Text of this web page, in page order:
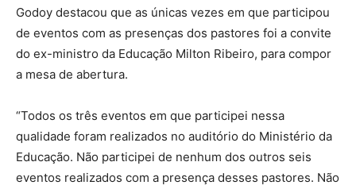
Godoy destacou que as únicas vezes em que participou
de eventos com as presenças dos pastores foi a convite
do ex-ministro da Educação Milton Ribeiro, para compor
a mesa de abertura.
“Todos os três eventos em que participei nessa
qualidade foram realizados no auditório do Ministério da
Educação. Não participei de nenhum dos outros seis
eventos realizados com a presença desses pastores. Não